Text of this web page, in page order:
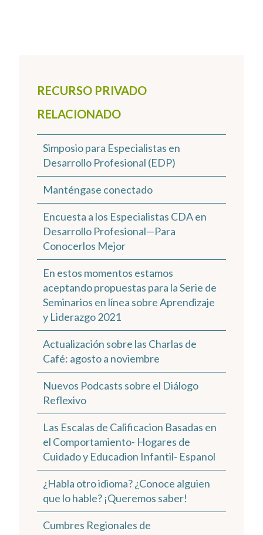
RECURSO PRIVADO
RELACIONADO
Simposio para Especialistas en
Desarrollo Profesional (EDP)
Manténgase conectado
Encuesta a los Especialistas CDA en
Desarrollo Profesional—Para
Conocerlos Mejor
En estos momentos estamos
aceptando propuestas para la Serie de
Seminarios en línea sobre Aprendizaje
y Liderazgo 2021
Actualización sobre las Charlas de
Café: agosto a noviembre
Nuevos Podcasts sobre el Diálogo
Reflexivo
Las Escalas de Calificacion Basadas en
el Comportamiento- Hogares de
Cuidado y Educadion Infantil- Espanol
¿Habla otro idioma? ¿Conoce alguien
que lo hable? ¡Queremos saber!
Cumbres Regionales de